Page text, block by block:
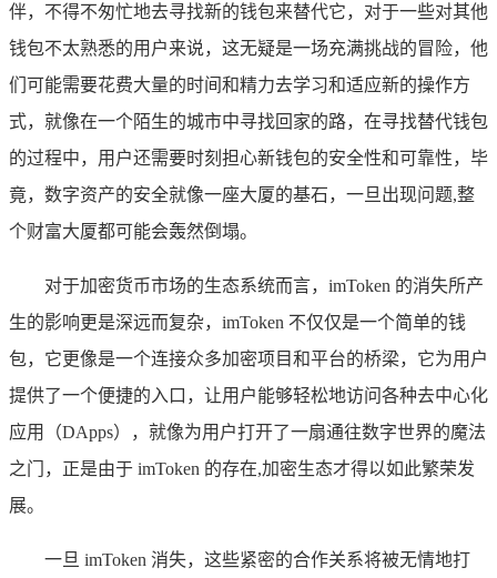
伴，不得不匆忙地去寻找新的钱包来替代它，对于一些对其他
钱包不太熟悉的用户来说，这无疑是一场充满挑战的冒险，他
们可能需要花费大量的时间和精力去学习和适应新的操作方
式，就像在一个陌生的城市中寻找回家的路，在寻找替代钱包
的过程中，用户还需要时刻担心新钱包的安全性和可靠性，毕
竟，数字资产的安全就像一座大厦的基石，一旦出现问题,整
个财富大厦都可能会轰然倒塌。
对于加密货币市场的生态系统而言，imToken 的消失所产
生的影响更是深远而复杂，imToken 不仅仅是一个简单的钱
包，它更像是一个连接众多加密项目和平台的桥梁，它为用户
提供了一个便捷的入口，让用户能够轻松地访问各种去中心化
应用（DApps），就像为用户打开了一扇通往数字世界的魔法
之门，正是由于 imToken 的存在,加密生态才得以如此繁荣发
展。
一旦 imToken 消失，这些紧密的合作关系将被无情地打